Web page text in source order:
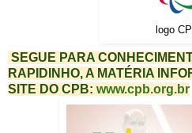
logo
SEGUE PARA
RAPIDINHO, A MATÉRIA
SITE DO CPB: www.cpb.org.br